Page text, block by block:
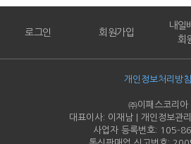
로그인 회원가입
내일
회
개인정보처리방침
㈜이패스코리아
대표이사: 이재남 | 개인정보관
사업자 등록번호: 105-